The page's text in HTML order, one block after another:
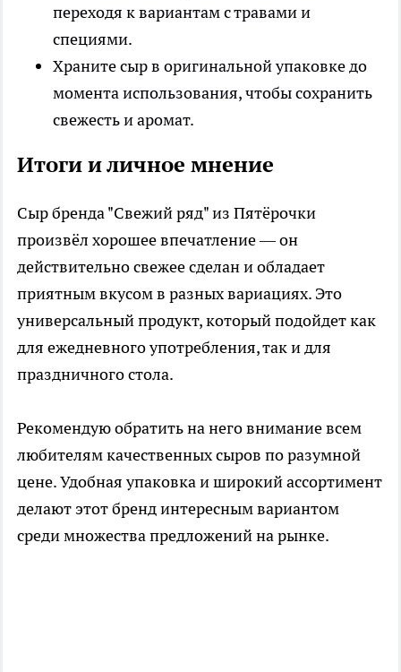
переходя к вариантам с травами и
специями.
Храните сыр в оригинальной упаковке до
момента использования, чтобы сохранить
свежесть и аромат.
Итоги и личное мнение
Сыр бренда "Свежий ряд" из Пятёрочки
произвёл хорошее впечатление — он
действительно свежее сделан и обладает
приятным вкусом в разных вариациях. Это
универсальный продукт, который подойдет как
для ежедневного употребления, так и для
праздничного стола.
Рекомендую обратить на него внимание всем
любителям качественных сыров по разумной
цене. Удобная упаковка и широкий ассортимент
делают этот бренд интересным вариантом
среди множества предложений на рынке.